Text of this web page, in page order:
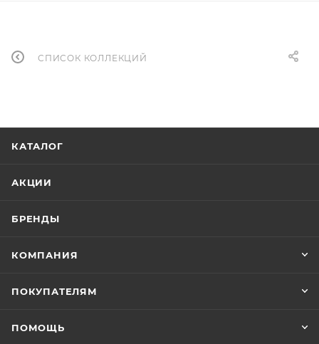
СПИСОК КОЛЛЕКЦИЙ
КАТАЛОГ
АКЦИИ
БРЕНДЫ
КОМПАНИЯ
ПОКУПАТЕЛЯМ
ПОМОЩЬ